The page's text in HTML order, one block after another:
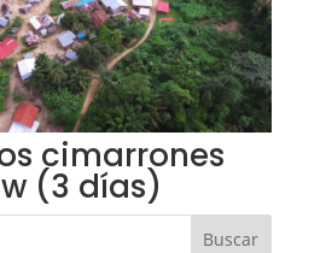
cimarrones
(3 días)
Buscar